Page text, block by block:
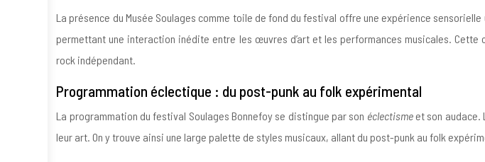
La présence du Musée Soulages comme toile de fond du festival offre une expérience
permettant une interaction inédite entre les œuvres d’art et les performances musicales.
rock indépendant.
Programmation éclectique : du post-punk au folk expérimental
La programmation du festival Soulages Bonnefoy se distingue par son éclectismeet son audace.
leur art. On y trouve ainsi une large palette de styles musicaux, allant du post-punk au folk